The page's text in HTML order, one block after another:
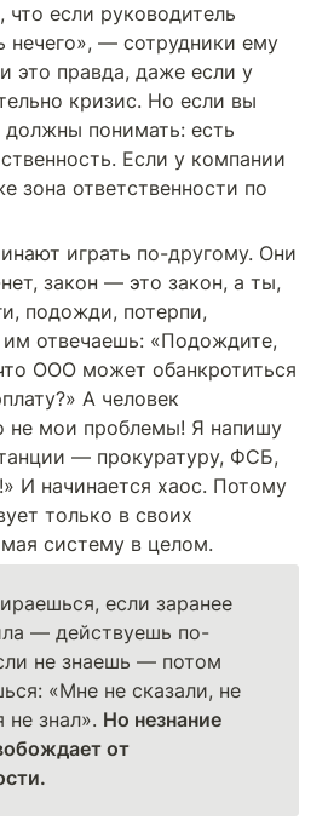
если руководитель
нечего», — сотрудники ему
это правда, даже если у
кризис. Но если вы
должны понимать: есть
Если у компании
зона ответственности по
играть по-другому. Они
закон — это закон, а ты,
подожди, потерпи,
отвечаешь: «Подождите,
ООО может обанкротиться
А человек
не мои проблемы! Я напишу
— прокуратуру, ФСБ,
И начинается хаос. Потому
только в своих
систему в целом.
если заранее
— действуешь по-
не знаешь — потом
«Мне не сказали, не
не знал». Но незнание
от